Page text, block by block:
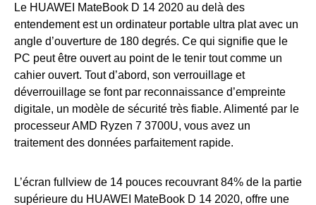
Le HUAWEI MateBook D 14 2020 au delà des
entendement est un ordinateur portable ultra plat avec un
angle d’ouverture de 180 degrés. Ce qui signifie que le
PC peut être ouvert au point de le tenir tout comme un
cahier ouvert. Tout d’abord, son verrouillage et
déverrouillage se font par reconnaissance d’empreinte
digitale, un modèle de sécurité très fiable. Alimenté par le
processeur AMD Ryzen 7 3700U, vous avez un
traitement des données parfaitement rapide.
L’écran fullview de 14 pouces recouvrant 84% de la partie
supérieure du HUAWEI MateBook D 14 2020, offre une